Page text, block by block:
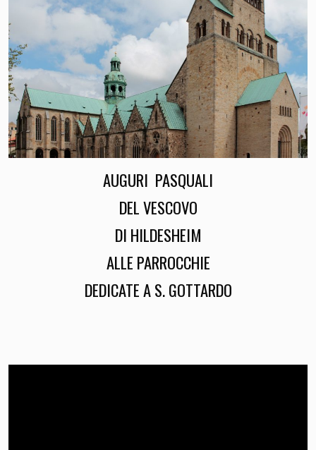
AUGURI PASQUALI
DEL VESCOVO
DI HILDESHEIM
ALLE PARROCCHIE
DEDICATE A S. GOTTARDO